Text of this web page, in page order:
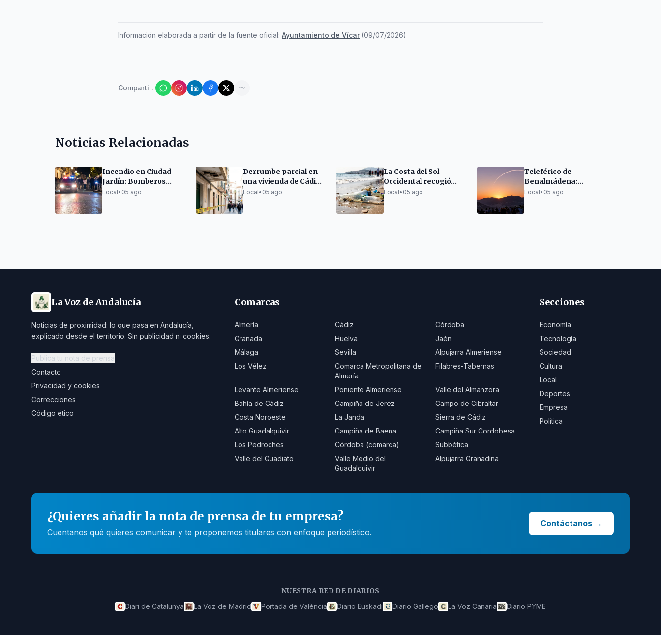
Información elaborada a partir de la fuente oficial: Ayuntamiento de Vícar (09/07/2026)
Compartir:
Noticias Relacionadas
Incendio en Ciudad
Jardín: Bomberos
evacúan a seis
Local• 05 ago
Derrumbe parcial en
una vivienda de Cádiz
sin heridos
Local• 05 ago
La Costa del Sol
Occidental recogió
33.000 m³ de basura
Local• 05 ago
Teleférico de
Benalmádena:
Observa el eclipse
Local• 05 ago
La Voz de Andalucía
Noticias de proximidad: lo que pasa en Andalucía,
explicado desde el territorio. Sin publicidad ni cookies.
Publica tu nota de prensa
Contacto
Privacidad y cookies
Correcciones
Código ético
Comarcas
Almería Cádiz
Córdoba
Granada
Huelva
Jaén
Málaga
Sevilla
Alpujarra Almeriense
Los Vélez
Comarca Metropolitana de
Almería
Filabres-Tabernas
Levante Almeriense Poniente Almeriense
Valle del Almanzora
Bahía de Cádiz
Campiña de Jerez
Campo de Gibraltar
Costa Noroeste
La Janda
Sierra de Cádiz
Alto Guadalquivir
Campiña de Baena
Campiña Sur Cordobesa
Los Pedroches
Córdoba (comarca)
Subbética
Valle del Guadiato
Valle Medio del
Guadalquivir
Alpujarra Granadina
Secciones
Economía
Tecnología
Sociedad
Cultura
Local
Deportes
Empresa
Política
¿Quieres añadir la nota de prensa de tu empresa?
Cuéntanos qué quieres comunicar y te proponemos titulares con enfoque periodístico.
Contáctanos →
NUESTRA RED DE DIARIOS
Diari de Catalunya La Voz de Madrid Portada de València Diario Euskadi Diario Gallego La Voz Canaria Diario PYME